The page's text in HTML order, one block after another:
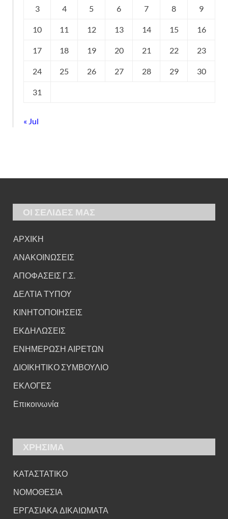
3 4 5 6 7 8 9
10 11 12 13 14 15 16
17 18 19 20 21 22 23
24 25 26 27 28 29 30
31
« Jul
ΟΙ ΣΕΛΙΔΕΣ ΜΑΣ
ΑΡΧΙΚΗ
ΑΝΑΚΟΙΝΩΣΕΙΣ
ΑΠΟΦΑΣΕΙΣ Γ.Σ.
ΔΕΛΤΙΑ ΤΥΠΟΥ
ΚΙΝΗΤΟΠΟΙΗΣΕΙΣ
ΕΚΔΗΛΩΣΕΙΣ
ΕΝΗΜΕΡΩΣΗ ΑΙΡΕΤΩΝ
ΔΙΟΙΚΗΤΙΚΟ ΣΥΜΒΟΥΛΙΟ
ΕΚΛΟΓΕΣ
Επικοινωνία
ΧΡΗΣΙΜΑ
ΚΑΤΑΣΤΑΤΙΚΟ
ΝΟΜΟΘΕΣΙΑ
ΕΡΓΑΣΙΑΚΑ ΔΙΚΑΙΩΜΑΤΑ